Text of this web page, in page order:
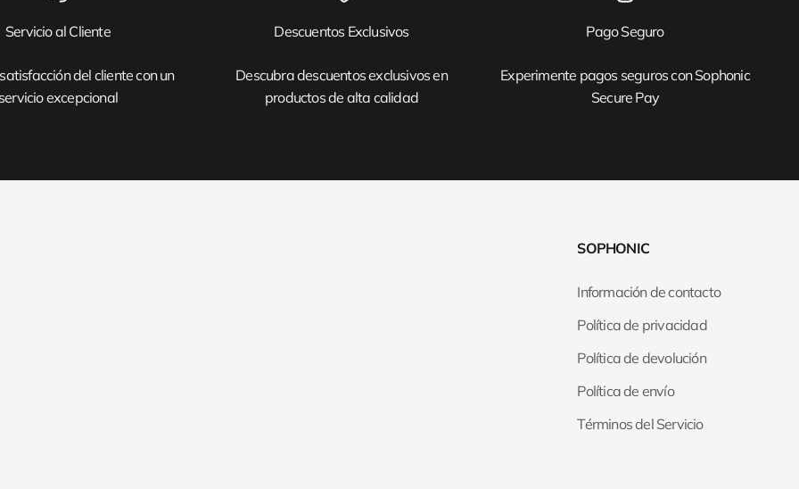
Servicio al Cliente
del cliente con un
excepcional
Descuentos Exclusivos
Descubra descuentos exclusivos en
productos de alta calidad
Pago Seguro
Experimente pagos seguros con Sophonic
Secure Pay
SOPHONIC
Información de contacto
Política de privacidad
Política de devolución
Política de envío
Términos del Servicio